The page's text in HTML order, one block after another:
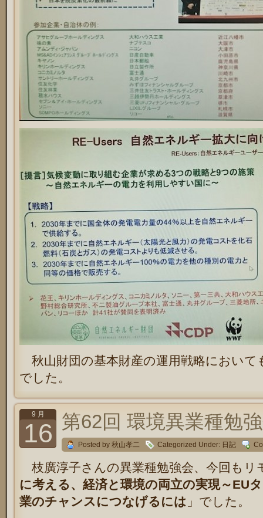
秋山財団の基本財産の運用戦略において
でした。
9 月
16 第62回 環境異業種勉
Posted by 秋山孝二 Categorized Under: 日記
枝廣淳子さんの異業種勉強会、今回もリ
に考える、経済と環境の両立の実現～EU
業のチャンスにつなげるには 」でした。